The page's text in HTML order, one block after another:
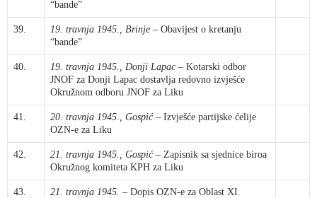
“bande”
39. 19. travnja 1945., Brinje – Obavijest o kretanju
“bande”
40. 19. travnja 1945., Donji Lapac – Kotarski odbor
JNOF za Donji Lapac dostavlja redovno izvješće
Okružnom odboru JNOF za Liku
41. 20. travnja 1945., Gospić – Izvješće partijske ćelije
OZN-e za Liku
42. 21. travnja 1945., Gospić – Zapisnik sa sjednice biroa
Okružnog komiteta KPH za Liku
43. 21. travnja 1945. – Dopis OZN-e za Oblast XI.